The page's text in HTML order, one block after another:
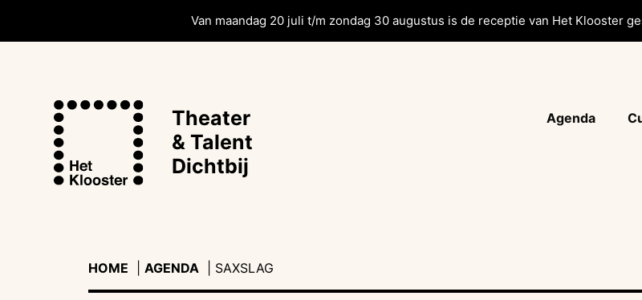
Van maandag 20 juli t/m zondag 30 augustus is de receptie van Het Klooster
Theater
& Talent
Dichtbij
Agenda
HOME AGENDA
| SAXSLAG